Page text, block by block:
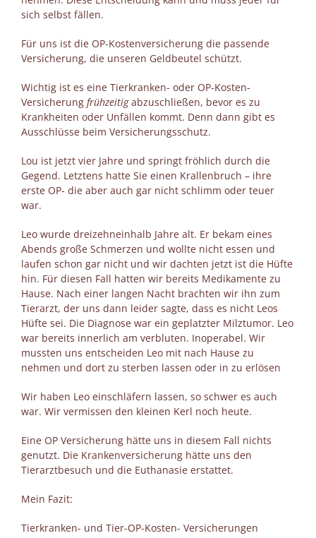
sich selbst fällen.
Für uns ist die OP-Kostenversicherung die passende
Versicherung, die unseren Geldbeutel schützt.
Wichtig ist es eine Tierkranken- oder OP-Kosten-
Versicherung frühzeitigabzuschließen, bevor es zu
Krankheiten oder Unfällen kommt. Denn dann gibt es
Ausschlüsse beim Versicherungsschutz.
Lou ist jetzt vier Jahre und springt fröhlich durch die
Gegend. Letztens hatte Sie einen Krallenbruch – ihre
erste OP- die aber auch gar nicht schlimm oder teuer
war.
Leo wurde dreizehneinhalb Jahre alt. Er bekam eines
Abends große Schmerzen und wollte nicht essen und
laufen schon gar nicht und wir dachten jetzt ist die Hüfte
hin. Für diesen Fall hatten wir bereits Medikamente zu
Hause. Nach einer langen Nacht brachten wir ihn zum
Tierarzt, der uns dann leider sagte, dass es nicht Leos
Hüfte sei. Die Diagnose war ein geplatzter Milztumor. Leo
war bereits innerlich am verbluten. Inoperabel. Wir
mussten uns entscheiden Leo mit nach Hause zu
nehmen und dort zu sterben lassen oder in zu erlösen
Wir haben Leo einschläfern lassen, so schwer es auch
war. Wir vermissen den kleinen Kerl noch heute.
Eine OP Versicherung hätte uns in diesem Fall nichts
genutzt. Die Krankenversicherung hätte uns den
Tierarztbesuch und die Euthanasie erstattet.
Mein Fazit:
Tierkranken- und Tier-OP-Kosten- Versicherungen